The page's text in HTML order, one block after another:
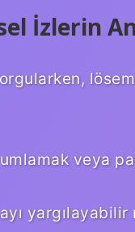
İzlerin
veya
yargılayabilir